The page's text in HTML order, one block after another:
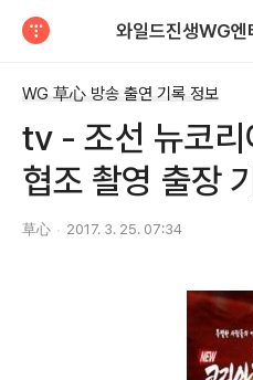
WG 草心 방송 출연 기록 정보
tv - 조선 뉴코리
협조 촬영 출장
草心 2017. 3. 25. 07:34